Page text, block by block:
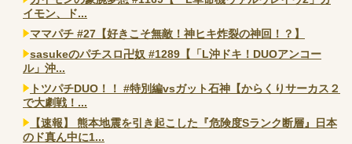
イモン、ド...
ママパチ #27【好きこそ無敵！神ヒキ炸裂の神回！？】
sasukeのパチスロ卍奴 #1289【「L沖ドキ！DUOアンコー
ル」沖...
トツパチDUO！！ #特別編vsガット石神【からくりサーカス２
で大劇戦！...
【速報】 熊本地震を引き起こした『危険度Sランク断層』日本
のド真ん中に1...